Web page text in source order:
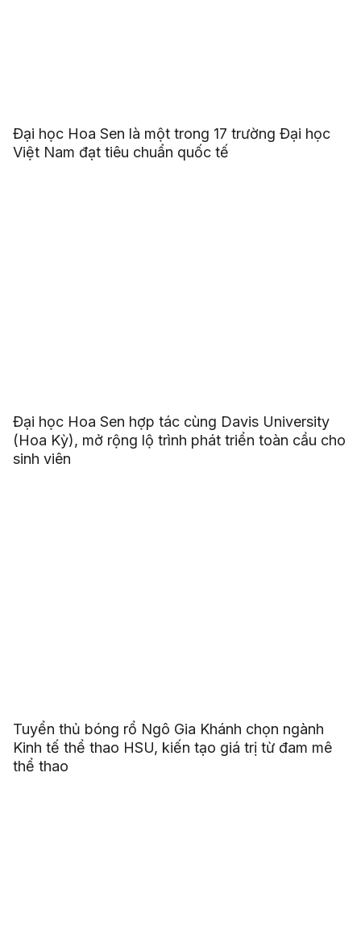
Đại học Hoa Sen là một trong 17 trường Đại học
Việt Nam đạt tiêu chuẩn quốc tế
Đại học Hoa Sen hợp tác cùng Davis University
(Hoa Kỳ), mở rộng lộ trình phát triển toàn cầu cho
sinh viên
Tuyển thủ bóng rổ Ngô Gia Khánh chọn ngành
Kinh tế thể thao HSU, kiến tạo giá trị từ đam mê
thể thao